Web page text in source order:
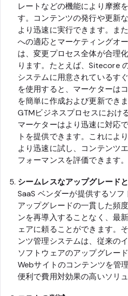
レートなどの機能により摩擦
す。コンテンツの発行や更新
より迅速に実行できます。ま
への適応とマーケティングオ
は、変更プロセス全体が合理
ります。たとえば、Sitecore
システムに用意されているす
を使用すると、マーケターは
を簡単に作成および更新でき
GTMビジネスプロセスにおけ
マーケターはより迅速に対応
トを提供できます。これによ
より迅速に試し、コンテンツ
フォーマンスを評価できます。
シームレスなアップグレード
SaaS ベンダーが提供するソ
アップグレードの一貫した頻
ンを再導入することなく、最
ェアに頼ることができます。
ンツ管理システムは、従来の
ソフトウェアのアップグレー
Webサイトのコンテンツを管
便利で費用対効果の高いソリ